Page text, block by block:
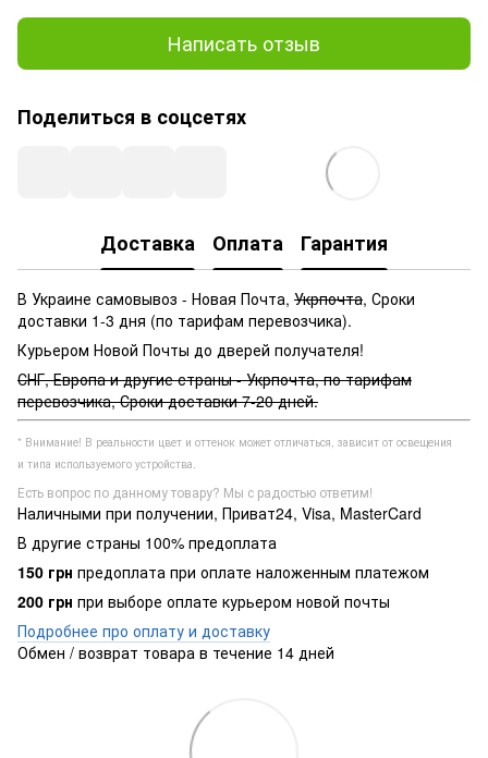
Написать отзыв
Поделиться в соцсетях
Доставка Оплата Гарантия
В Украине самовывоз - Новая Почта, Укрпочта, Сроки
доставки 1-3 дня (по тарифам перевозчика).
Курьером Новой Почты до дверей получателя!
СНГ, Европа и другие страны - Укрпочта, по тарифам
перевозчика, Сроки доставки 7-20 дней.
* Внимание! В реальности цвет и оттенок может отличаться, зависит от освещения
и типа используемого устройства.
Есть вопрос по данному товару? Мы с радостью ответим!
Наличными при получении, Приват24, Visa, MasterCard
В другие страны 100% предоплата
150 грн предоплата при оплате наложенным платежом
200 грн при выборе оплате курьером новой почты
Подробнее про оплату и доставку
Обмен / возврат товара в течение 14 дней